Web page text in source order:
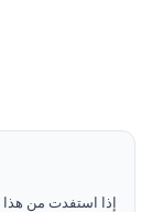
إذا استفدت من